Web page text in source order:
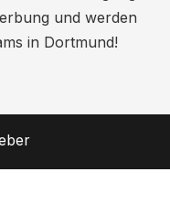
und werden
in Dortmund!